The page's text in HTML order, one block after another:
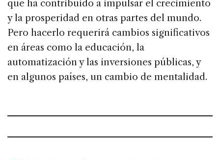
que ha contribuido a impulsar el crecimiento
y la prosperidad en otras partes del mundo.
Pero hacerlo requerirá cambios significativos
en áreas como la educación, la
automatización y las inversiones públicas, y
en algunos países, un cambio de mentalidad.